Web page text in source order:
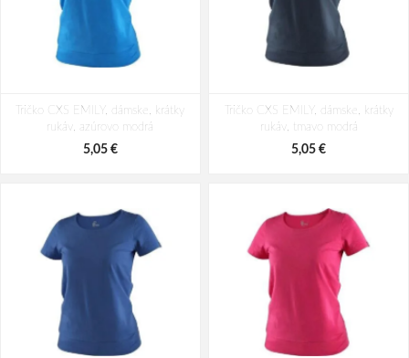
Tričko CXS EMILY, dámske, krátky
rukáv, azúrovo modrá
5,05 €
Tričko CXS EMILY, dámske, krátky
rukáv, tmavo modrá
5,05 €